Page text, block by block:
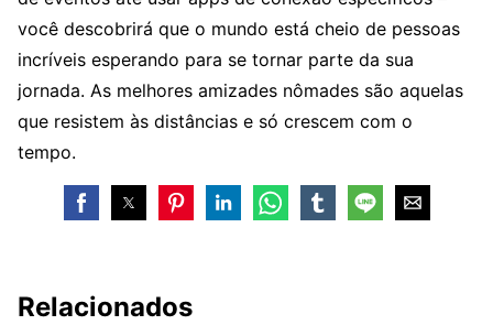
você descobrirá que o mundo está cheio de pessoas
incríveis esperando para se tornar parte da sua
jornada. As melhores amizades nômades são aquelas
que resistem às distâncias e só crescem com o
tempo.
Relacionados